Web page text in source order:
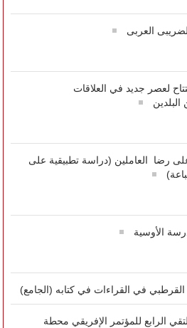
العربى
لعصر جديد في العلاقات
البلدين
على رضا العاملين (دراسة تطبيقية على
الأوسية
القرطبي في القراءات في كتابه (الجامع)
الرابع للمؤتمر الإفريقي محطة